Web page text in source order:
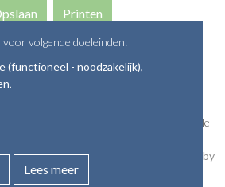
• Alle
door Zenjoy in Leuven
Powered by
Nimbu
volgende doeleinden:
(functioneel - noodzakelijk),
.
Lees meer